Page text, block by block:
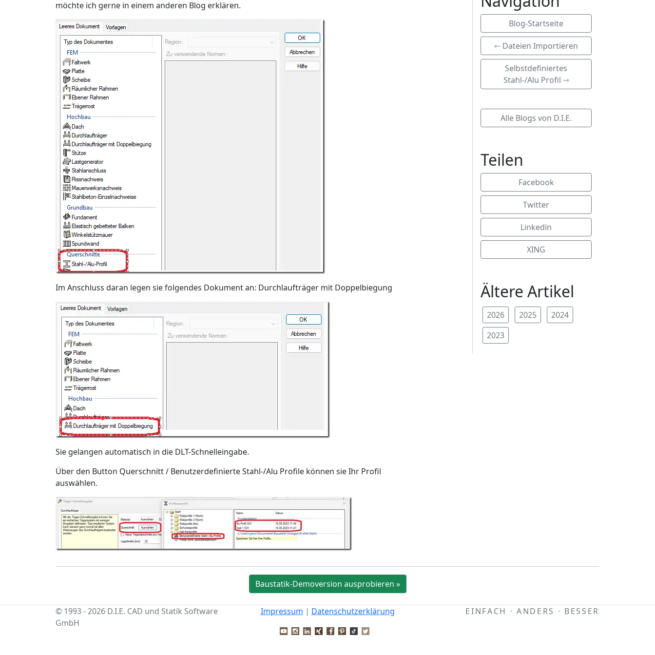
möchte ich gerne in einem anderen Blog erklären.
Im Anschluss daran legen sie folgendes Dokument an: Durchlaufträger mit Doppelbiegung
Sie gelangen automatisch in die DLT-Schnelleingabe.
Über den Button Querschnitt / Benutzerdefinierte Stahl-/Alu Profile können sie Ihr Profil
auswählen.
Blog-Startseite
⇽ Dateien Importieren
Selbstdefiniertes
Stahl-/Alu Profil ⇾
Alle Blogs von D.I.E.
Teilen
Facebook
Twitter
Linkedin
XING
Ältere Artikel
2026 2025
2024
2023
Baustatik-Demoversion ausprobieren »
© 1993 - 2026 D.I.E. CAD und Statik Software
GmbH
Impressum | Datenschutzerklärung EINFACH · ANDERS · BESSER